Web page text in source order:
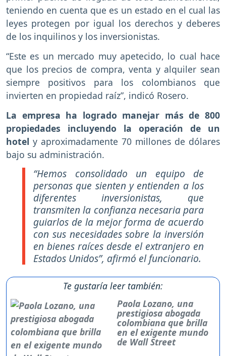
teniendo en cuenta que es un estado en el cual las
leyes protegen por igual los derechos y deberes
de los inquilinos y los inversionistas.
“Este es un mercado muy apetecido, lo cual hace
que los precios de compra, venta y alquiler sean
siempre positivos para los colombianos que
invierten en propiedad raíz”, indicó Rosero.
La empresa ha logrado manejar más de 800
propiedades incluyendo la operación de un
hotel y aproximadamente 70 millones de dólares
bajo su administración.
“Hemos consolidado un equipo de
personas que sienten y entienden a los
diferentes inversionistas, que
transmiten la confianza necesaria para
guiarlos de la mejor forma de acuerdo
con sus necesidades sobre la inversión
en bienes raíces desde el extranjero en
Estados Unidos”, afirmó el funcionario.
Te gustaría leer también:
Paola Lozano, una
prestigiosa abogada
colombiana que brilla
en el exigente mundo
de Wall Street